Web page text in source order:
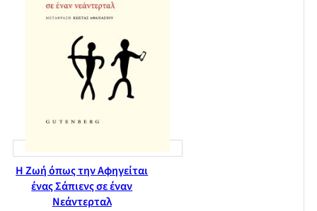
Η Ζωή όπως την Αφηγείται
ένας Σάπιενς σε έναν
Νεάντερταλ